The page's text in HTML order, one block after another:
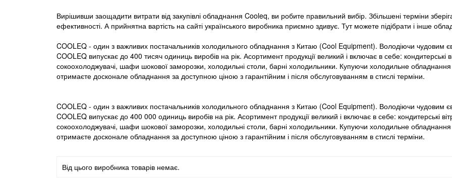
Вирішивши заощадити витрати від закупівлі обладнання Cooleq, ви робите правильний вибір. Збільшені терміни
ефективності. А прийнятна вартість на сайті українського виробника приємно здивує. Тут можете підібрати і інше
COOLEQ - один з важливих постачальників холодильного обладнання з Китаю (Cool Equipment). Володіючи чудовим
COOLEQ випускає до 400 тисяч одиниць виробів на рік. Асортимент продукції великий і включає в себе:
сокоохолоджувачі, шафи шокової заморозки, холодильні столи, барні холодильники. Купуючи холодильне обладнання
отримаєте досконале обладнання за доступною ціною з гарантійним і після обслуговуванням в стислі терміни.
COOLEQ - один з важливих постачальників холодильного обладнання з Китаю (Cool Equipment). Володіючи
COOLEQ випускає до 400 000 одиниць виробів на рік. Асортимент продукції великий і включає в себе: кондитерські
сокоохолоджувачі, шафи шокової заморозки, холодильні столи, барні холодильники. Купуючи холодильне обладнання
отримаєте досконале обладнання за доступною ціною з гарантійним і після обслуговуванням в стислі терміни.
Від цього виробника товарів немає.